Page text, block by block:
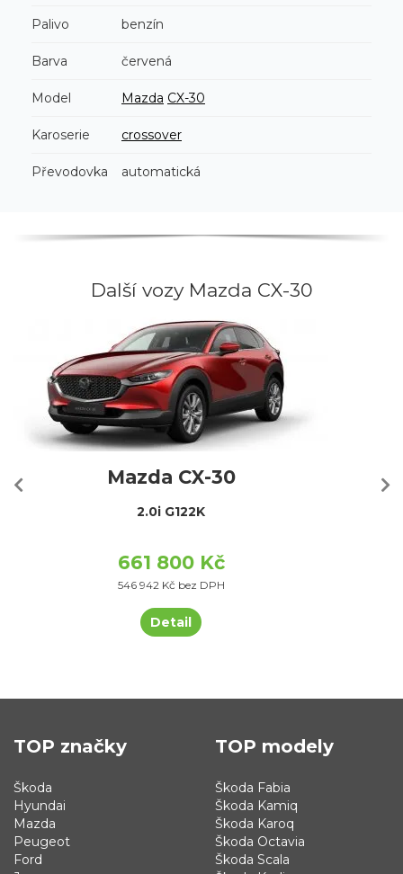
Palivo benzín
Barva červená
Model Mazda CX-30
Karoserie crossover
Převodovka automatická
Další vozy Mazda CX-30
Mazda CX-30
2.0i G122K
661 800 Kč
546 942 Kč bez DPH
Detail
TOP značky
Škoda
Hyundai
Mazda
Peugeot
Ford
TOP modely
Škoda Fabia
Škoda Kamiq
Škoda Karoq
Škoda Octavia
Škoda Scala